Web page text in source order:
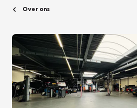
Over ons